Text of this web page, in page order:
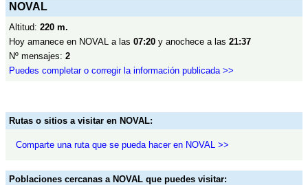
NOVAL
Altitud: 220 m.
Hoy amanece en NOVAL a las 07:20 y anochece a las 21:37
Nº mensajes: 2
Puedes completar o corregir la información publicada >>
Rutas o sitios a visitar en NOVAL:
Comparte una ruta que se pueda hacer en NOVAL >>
Poblaciones cercanas a NOVAL que puedes visitar: